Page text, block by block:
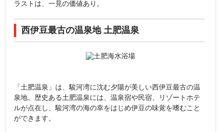
ラストは、一見の価値あり。
西伊豆最古の温泉地 土肥温泉
「土肥温泉」は、駿河湾に沈む夕陽が美しい西伊豆最古の温
泉地。歴史ある土肥温泉には、温泉宿や民宿、リゾートホテ
ルが点在し、駿河湾の海の幸をはじめ伊豆の味覚を嗜むこと
ができます。